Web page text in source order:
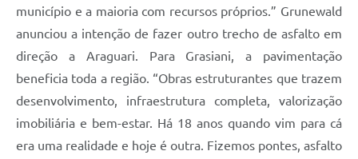
município e a maioria com recursos próprios.” Grunewald
anunciou a intenção de fazer outro trecho de asfalto em
direção a Araguari. Para Grasiani, a pavimentação
beneficia toda a região. “Obras estruturantes que trazem
desenvolvimento, infraestrutura completa, valorização
imobiliária e bem-estar. Há 18 anos quando vim para cá
era uma realidade e hoje é outra. Fizemos pontes, asfalto